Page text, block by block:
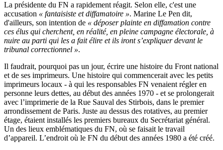
La présidente du FN a rapidement réagit. Selon elle, c'est une
accusation « fantaisiste et diffamatoire ». Marine Le Pen dit,
d'ailleurs, son intention de « déposer plainte en diffamation contre
ces élus qui cherchent, en réalité, en pleine campagne électorale, à
nuire au parti qui les a fait élire et ils iront s’expliquer devant le
tribunal correctionnel ».
Il faudrait, pourquoi pas un jour, écrire une histoire du Front national
et de ses imprimeurs. Une histoire qui commencerait avec les petits
imprimeurs locaux - à qui les responsables FN venaient régler en
personne leurs dettes, au début des années 1970 - et se prolongerait
avec l’imprimerie de la Rue Sauval des Stirbois, dans le premier
arrondissement de Paris. Juste au dessus des rotatives, au premier
étage, étaient installés les premiers bureaux du Secrétariat général.
Un des lieux emblématiques du FN, où se faisait le travail
d’appareil. L’endroit où le FN du début des années 1980 a été créé.